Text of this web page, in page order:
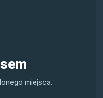
miejsca.